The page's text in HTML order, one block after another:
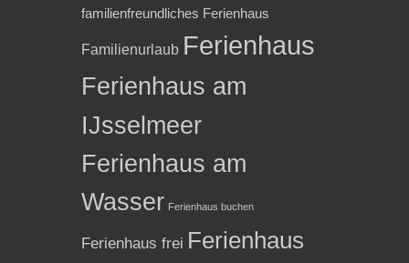
familienfreundliches Ferienhaus
Familienurlaub Ferienhaus
Ferienhaus am
IJsselmeer
Ferienhaus am
Wasser Ferienhaus buchen
Ferienhaus frei Ferienhaus